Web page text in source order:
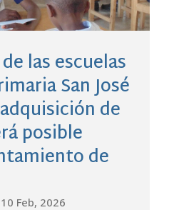
las escuelas
San José
de
posible
de
10 Feb, 2026